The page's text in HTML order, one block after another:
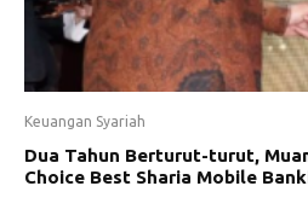
Keuangan Syariah
Dua Tahun Berturut-turut,
Choice Best Sharia Mobile